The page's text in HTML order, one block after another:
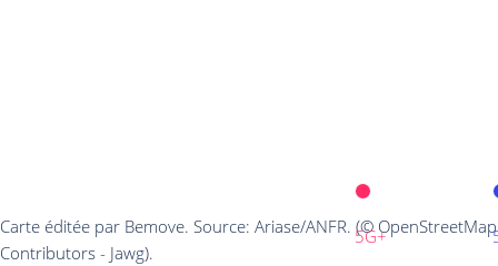
5G+
Carte éditée par Bemove. Source: Ariase/ANFR. (© OpenStreetMap
Contributors - Jawg).